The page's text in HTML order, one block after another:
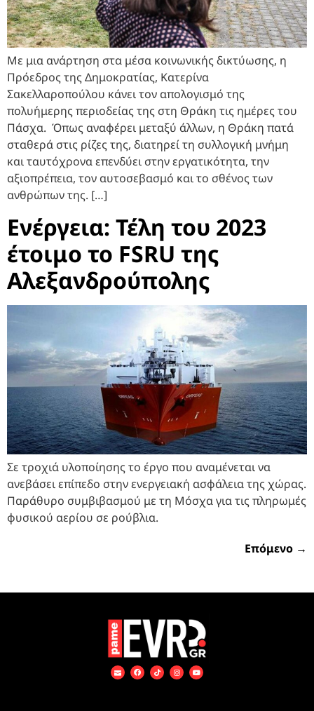
Με μια ανάρτηση στα μέσα κοινωνικής δικτύωσης, η
Πρόεδρος της Δημοκρατίας, Κατερίνα
Σακελλαροπούλου κάνει τον απολογισμό της
πολυήμερης περιοδείας της στη Θράκη τις ημέρες του
Πάσχα. Όπως αναφέρει μεταξύ άλλων, η Θράκη πατά
σταθερά στις ρίζες της, διατηρεί τη συλλογική μνήμη
και ταυτόχρονα επενδύει στην εργατικότητα, την
αξιοπρέπεια, τον αυτοσεβασμό και το σθένος των
ανθρώπων της. […]
Ενέργεια: Τέλη του 2023
έτοιμο το FSRU της
Αλεξανδρούπολης
Σε τροχιά υλοποίησης το έργο που αναμένεται να
ανεβάσει επίπεδο στην ενεργειακή ασφάλεια της χώρας.
Παράθυρο συμβιβασμού με τη Μόσχα για τις πληρωμές
φυσικού αερίου σε ρούβλια.
Επόμενο →